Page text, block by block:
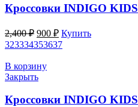
Кроссовки INDIGO KIDS
2,400₽ Первоначальная
цена
составляла
2,400 ₽.
900 ₽Текущая
цена:
Купить
323334353637
В корзину
Закрыть
Кроссовки INDIGO KIDS